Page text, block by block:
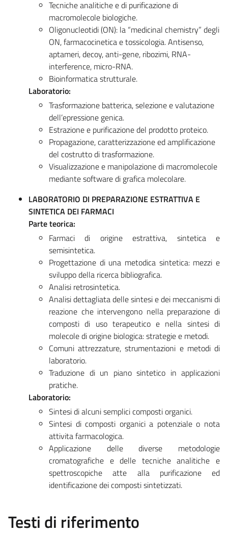
Tecniche analitiche e di purificazione di
macromolecole biologiche.
Oligonucleotidi (ON): la “medicinal chemistry” degli
ON, farmacocinetica e tossicologia. Antisenso,
aptameri, decoy, anti-gene, ribozimi, RNA-
interference, micro-RNA.
Bioinformatica strutturale.
Laboratorio:
Trasformazione batterica, selezione e valutazione
dell’epressione genica.
Estrazione e purificazione del prodotto proteico.
Propagazione, caratterizzazione ed amplificazione
del costrutto di trasformazione.
Visualizzazione e manipolazione di macromolecole
mediante software di grafica molecolare.
LABORATORIO DI PREPARAZIONE ESTRATTIVA E
SINTETICA DEI FARMACI
Parte teorica:
Farmaci di origine estrattiva, sintetica e
semisintetica.
Progettazione di una metodica sintetica: mezzi e
sviluppo della ricerca bibliografica.
Analisi retrosintetica.
Analisi dettagliata delle sintesi e dei meccanismi di
reazione che intervengono nella preparazione di
composti di uso terapeutico e nella sintesi di
molecole di origine biologica: strategie e metodi.
Comuni attrezzature, strumentazioni e metodi di
laboratorio.
Traduzione di un piano sintetico in applicazioni
pratiche.
Laboratorio:
Sintesi di alcuni semplici composti organici.
Sintesi di composti organici a potenziale o nota
attivita farmacologica.
Applicazione delle diverse metodologie
cromatografiche e delle tecniche analitiche e
spettroscopiche atte alla purificazione ed
identificazione dei composti sintetizzati.
Testi di riferimento